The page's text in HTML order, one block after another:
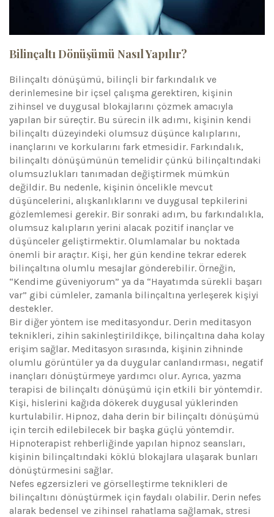
Bilinçaltı Dönüşümü Nasıl Yapılır?
Bilinçaltı dönüşümü, bilinçli bir farkındalık ve
derinlemesine bir içsel çalışma gerektiren, kişinin
zihinsel ve duygusal blokajlarını çözmek amacıyla
yapılan bir süreçtir. Bu sürecin ilk adımı, kişinin kendi
bilinçaltı düzeyindeki olumsuz düşünce kalıplarını,
inançlarını ve korkularını fark etmesidir. Farkındalık,
bilinçaltı dönüşümünün temelidir çünkü bilinçaltındaki
olumsuzlukları tanımadan değiştirmek mümkün
değildir. Bu nedenle, kişinin öncelikle mevcut
düşüncelerini, alışkanlıklarını ve duygusal tepkilerini
gözlemlemesi gerekir. Bir sonraki adım, bu farkındalıkla,
olumsuz kalıpların yerini alacak pozitif inançlar ve
düşünceler geliştirmektir. Olumlamalar bu noktada
önemli bir araçtır. Kişi, her gün kendine tekrar ederek
bilinçaltına olumlu mesajlar gönderebilir. Örneğin,
“Kendime güveniyorum” ya da “Hayatımda sürekli başarı
var” gibi cümleler, zamanla bilinçaltına yerleşerek kişiyi
destekler.
Bir diğer yöntem ise meditasyondur. Derin meditasyon
teknikleri, zihin sakinleştirildikçe, bilinçaltına daha kolay
erişim sağlar. Meditasyon sırasında, kişinin zihninde
olumlu görüntüler ya da duygular canlandırması, negatif
inançları dönüştürmeye yardımcı olur. Ayrıca, yazma
terapisi de bilinçaltı dönüşümü için etkili bir yöntemdir.
Kişi, hislerini kağıda dökerek duygusal yüklerinden
kurtulabilir. Hipnoz, daha derin bir bilinçaltı dönüşümü
için tercih edilebilecek bir başka güçlü yöntemdir.
Hipnoterapist rehberliğinde yapılan hipnoz seansları,
kişinin bilinçaltındaki köklü blokajlara ulaşarak bunları
dönüştürmesini sağlar.
Nefes egzersizleri ve görselleştirme teknikleri de
bilinçaltını dönüştürmek için faydalı olabilir. Derin nefes
alarak bedensel ve zihinsel rahatlama sağlamak, stresi